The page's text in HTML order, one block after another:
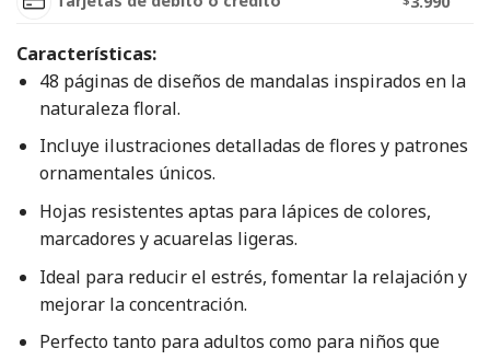
Características:
48 páginas de diseños de mandalas inspirados en la
naturaleza floral.
Incluye ilustraciones detalladas de flores y patrones
ornamentales únicos.
Hojas resistentes aptas para lápices de colores,
marcadores y acuarelas ligeras.
Ideal para reducir el estrés, fomentar la relajación y
mejorar la concentración.
Perfecto tanto para adultos como para niños que